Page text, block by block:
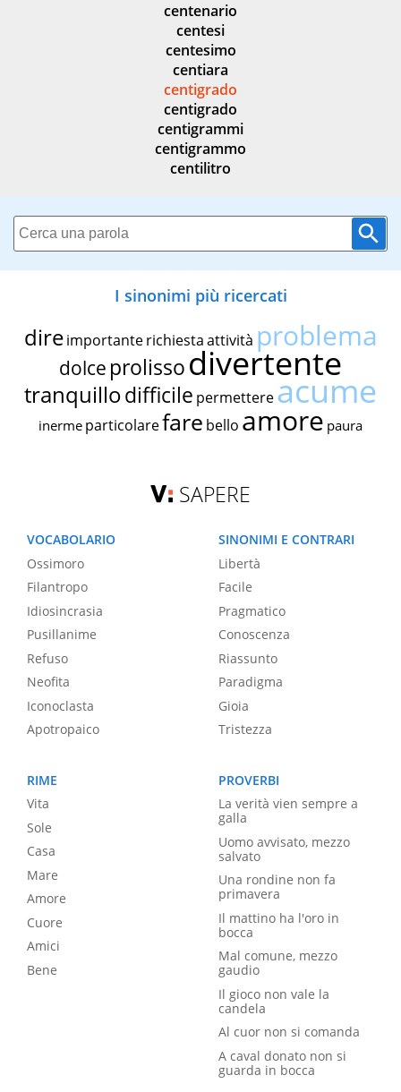
centenario
centesi
centesimo
centiara
centigrado
centigrado
centigrammi
centigrammo
centilitro
I sinonimi più ricercati
dire importante richiestaattività problema
dolce prolissodivertente
tranquillodifficile permettereacume
inerme particolarefare bello amore paura
SAPERE
VOCABOLARIO
Ossimoro
Filantropo
Idiosincrasia
Pusillanime
Refuso
Neofita
Iconoclasta
Apotropaico
SINONIMI E CONTRARI
Libertà
Facile
Pragmatico
Conoscenza
Riassunto
Paradigma
Gioia
Tristezza
RIME
Vita
Sole
Casa
Mare
Amore
Cuore
Amici
Bene
PROVERBI
La verità vien sempre a
galla
Uomo avvisato, mezzo
salvato
Una rondine non fa
primavera
Il mattino ha l'oro in
bocca
Mal comune, mezzo
gaudio
Il gioco non vale la
candela
Al cuor non si comanda
A caval donato non si
guarda in bocca